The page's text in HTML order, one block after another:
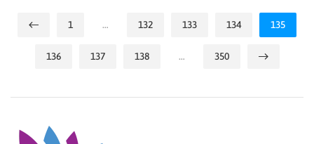
1 … 132 133 134 135
136 137 138 … 350